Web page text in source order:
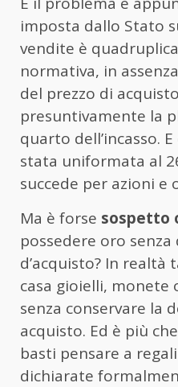
imposta dallo Stato
vendite è
normativa, in
del prezzo di
presuntivamente la
quarto dell’incasso.
stata uniformata al
succede per azioni e
Ma è forse sospetto
possedere oro
d’acquisto? In
casa gioielli, monete
senza conservare la
acquisto. Ed è più
basti pensare a
dichiarate